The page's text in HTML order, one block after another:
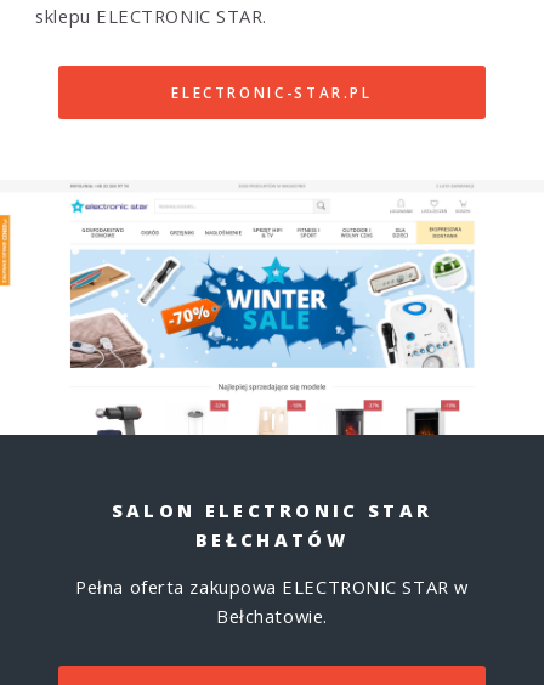
sklepu ELECTRONIC STAR.
ELECTRONIC-STAR.PL
SALON ELECTRONIC STAR
BEŁCHATÓW
Pełna oferta zakupowa ELECTRONIC STAR w
Bełchatowie.